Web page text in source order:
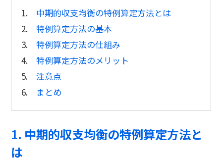
1. 中期的収支均衡の特例算定方法とは
2.特例算定方法の基本
3.特例算定方法の仕組み
4.特例算定方法のメリット
5.注意点
6. まとめ
1. 中期的収支均衡の特例算定方法と
は